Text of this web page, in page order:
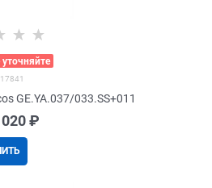
GE.YA.037/033.SS+011
₽